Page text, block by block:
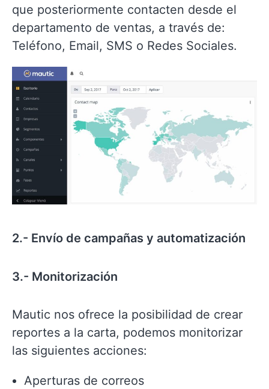
que posteriormente contacten desde el
departamento de ventas, a través de:
Teléfono, Email, SMS o Redes Sociales.
2.- Envío de campañas y automatización
3.- Monitorización
Mautic nos ofrece la posibilidad de crear
reportes a la carta, podemos monitorizar
las siguientes acciones:
Aperturas de correos